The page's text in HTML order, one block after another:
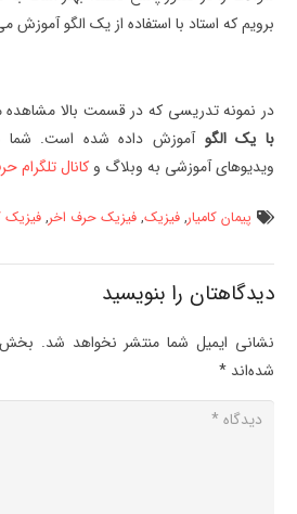
برویم که استاد با استفاده از یک الگو آموزش
در نمونه تدریسی که در قسمت بالا مشاهده
با یک الگو آموزش داده شده است. شما
ویدیوهای آموزشی به وبلاگ و کانال تلگرام
پیمان کامیار,فیزیک,فیزیک حرف اخر,فیزیک
دیدگاهتان را بنویسید
نشانی ایمیل شما منتشر نخواهد شد.
شده‌اند *